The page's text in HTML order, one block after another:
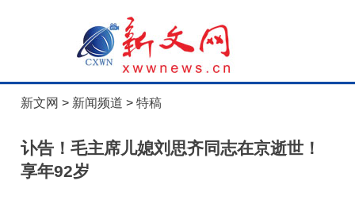
新文网 > 新闻频道 >特稿
讣告！毛主席儿媳刘思齐同志在京逝世！
享年92岁